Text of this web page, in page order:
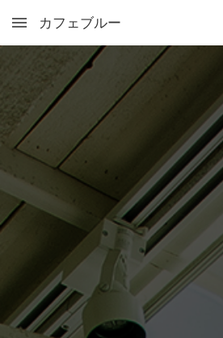
Skip to main content
カフェブルー